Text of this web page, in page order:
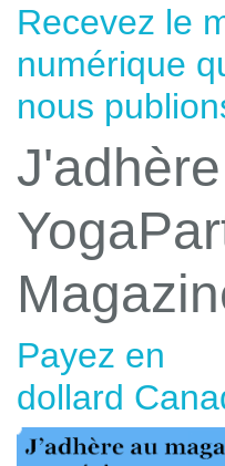
Recevez le
numérique
nous
Payez en
dollard